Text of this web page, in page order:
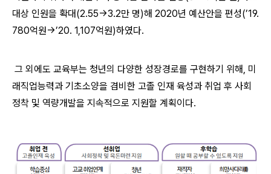
대상 인원을 확대(2.55→3.2만 명)해 2020년 예산안을 편성(’19.
780억원→’20. 1,107억원)하였다.
그 외에도 교육부는 청년의 다양한 성장경로를 구현하기 위해, 미
래직업능력과 기초소양을 겸비한 고졸 인재 육성과 취업 후 사회
정착 및 역량개발을 지속적으로 지원할 계획이다.